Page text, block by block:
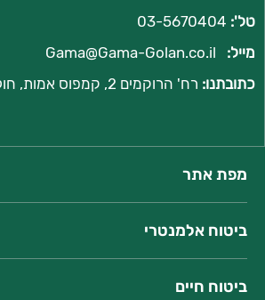
טל': 03-5670404
מייל:
Gama@Gama-Golan.co.il
כתובתנו: רח' הרוקמים 2, קמפוס אמות, חולון
מפת אתר
ביטוח אלמנטרי
ביטוח חיים